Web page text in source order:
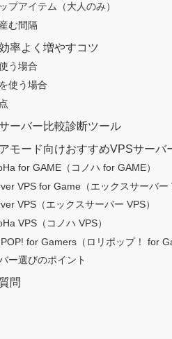
プアイテム（大人のみ）
む間隔
率よく増やすコツ
う場合
使う場合
ーバー比較診断ツール
モード向けおすすめVPSサーバ
for GAME（コノハ for GAME）
VPS for Game（エックスサーバー
VPS（エックスサーバー VPS）
VPS（コノハ VPS）
for Gamers（ロリポップ！ for
ー選びのポイント
問